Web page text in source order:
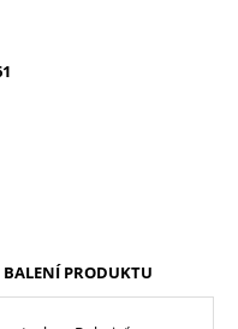
BALENÍ PRODUKTU